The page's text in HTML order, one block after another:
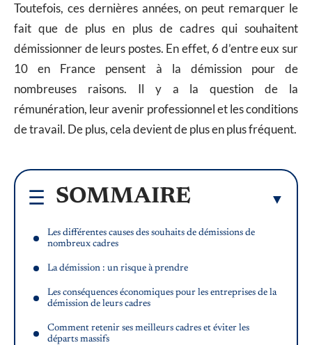
Toutefois, ces dernières années, on peut remarquer le
fait que de plus en plus de cadres qui souhaitent
démissionner de leurs postes. En effet, 6 d’entre eux sur
10 en France pensent à la démission pour de
nombreuses raisons. Il y a la question de la
rémunération, leur avenir professionnel et les conditions
de travail. De plus, cela devient de plus en plus fréquent.
SOMMAIRE
Les différentes causes des souhaits de démissions de
nombreux cadres
La démission : un risque à prendre
Les conséquences économiques pour les entreprises de la
démission de leurs cadres
Comment retenir ses meilleurs cadres et éviter les
départs massifs